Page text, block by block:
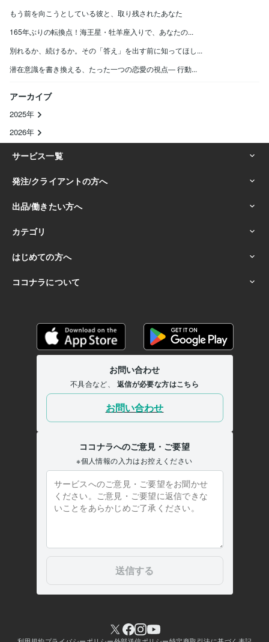
もう前を向こうとしている彼と、取り残されたあなた
165年ぶりの転換点！海王星・牡羊座入りで、あなたの...
別れるか、続けるか。その「答え」を出す前に知ってほし...
潜在意識を書き換える、たった一つの恋愛の視点― 行動...
アーカイブ
2025年
2026年